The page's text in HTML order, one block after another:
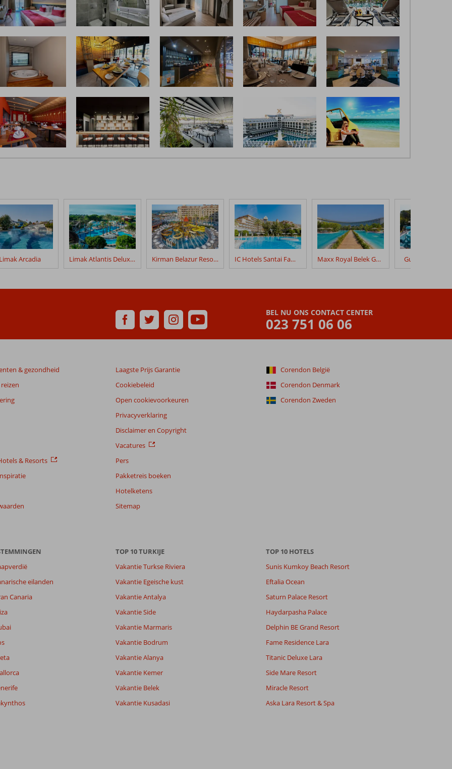
Filter reisgezelschap
Sorteren op
Limak Arcadia Limak Atlantis Deluxe Hotel Kirman Belazur Resort & Spa IC Hotels Santai Family Resort Maxx Royal Belek Golf Resort Gural Premier
BEL NU ONS CONTACT CENTER
023 751 06 06
& gezondheid
& Resorts
Laagste Prijs Garantie
Cookiebeleid
Open cookievoorkeuren
Privacyverklaring
Disclaimer en Copyright
Vacatures
Pers
Pakketreis boeken
Hotelketens
Sitemap
Corendon België
Corendon Denmark
Corendon Zweden
eilanden
Canaria
TOP 10 TURKIJE
Vakantie Turkse Riviera
Vakantie Egeische kust
Vakantie Antalya
Vakantie Side
Vakantie Marmaris
Vakantie Bodrum
Vakantie Alanya
Vakantie Kemer
Vakantie Belek
Vakantie Kusadasi
TOP 10 HOTELS
Sunis Kumkoy Beach Resort
Eftalia Ocean
Saturn Palace Resort
Haydarpasha Palace
Delphin BE Grand Resort
Fame Residence Lara
Titanic Deluxe Lara
Side Mare Resort
Miracle Resort
Aska Lara Resort & Spa